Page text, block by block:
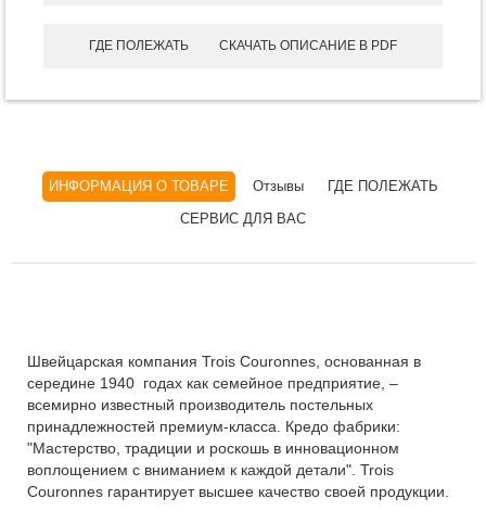
ГДЕ ПОЛЕЖАТЬ СКАЧАТЬ ОПИСАНИЕ В PDF
ИНФОРМАЦИЯ О ТОВАРЕ Отзывы
ГДЕ ПОЛЕЖАТЬ
СЕРВИС ДЛЯ ВАС
Швейцарская компания Trois Couronnes, основанная в
середине 1940 годах как семейное предприятие, ‒
всемирно известный производитель постельных
принадлежностей премиум-класса. Кредо фабрики:
"Мастерство, традиции и роскошь в инновационном
воплощением с вниманием к каждой детали". Trois
Couronnes гарантирует высшее качество своей продукции.